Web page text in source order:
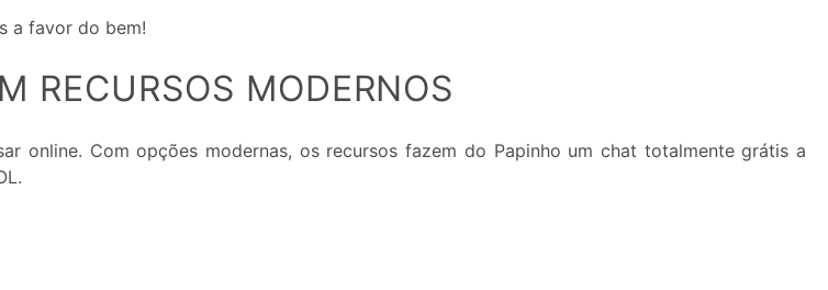
a favor do bem!
RECURSOS MODERNOS
online. Com opções modernas, os recursos fazem do Papinho um chat totalmente grátis a